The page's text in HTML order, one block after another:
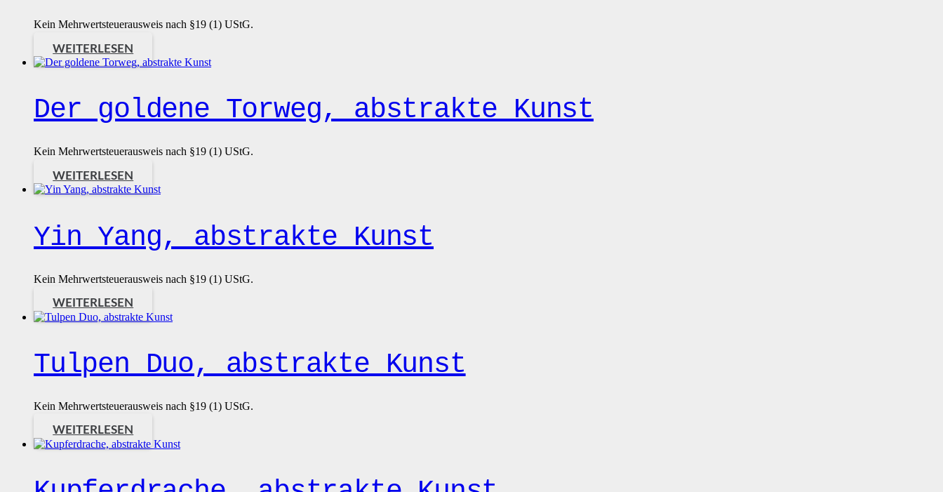
Kein Mehrwertsteuerausweis nach §19 (1) UStG.
WEITERLESEN
Der goldene Torweg, abstrakte Kunst
Kein Mehrwertsteuerausweis nach §19 (1) UStG.
WEITERLESEN
Yin Yang, abstrakte Kunst
Kein Mehrwertsteuerausweis nach §19 (1) UStG.
WEITERLESEN
Tulpen Duo, abstrakte Kunst
Kein Mehrwertsteuerausweis nach §19 (1) UStG.
WEITERLESEN